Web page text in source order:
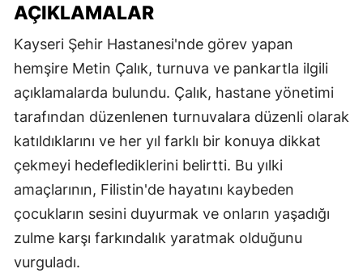
AÇIKLAMALAR
Kayseri Şehir Hastanesi'nde görev yapan
hemşire Metin Çalık, turnuva ve pankartla ilgili
açıklamalarda bulundu. Çalık, hastane yönetimi
tarafından düzenlenen turnuvalara düzenli olarak
katıldıklarını ve her yıl farklı bir konuya dikkat
çekmeyi hedeflediklerini belirtti. Bu yılki
amaçlarının, Filistin'de hayatını kaybeden
çocukların sesini duyurmak ve onların yaşadığı
zulme karşı farkındalık yaratmak olduğunu
vurguladı.